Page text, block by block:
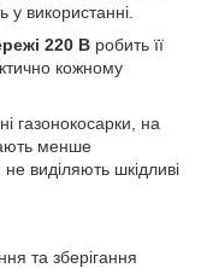
у використанні.
220 В робить її
кожному
газонокосарки, на
менше
не виділяють шкідливі
та зберігання